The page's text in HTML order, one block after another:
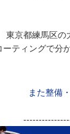
東京都練馬区の
ーティングで分
また整備